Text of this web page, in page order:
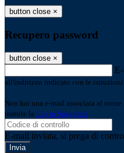
button close ×
Recupero password
button close ×
all'indirizzo indicato con le istruzioni
Non hai una e-mail associata al
tramite la Login Spaggiari
E-mail inviata, si prega di